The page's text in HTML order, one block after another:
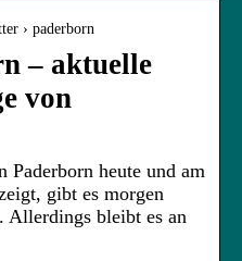
› paderborn
– aktuelle
von
Paderborn heute und am
gibt es morgen
Allerdings bleibt es an